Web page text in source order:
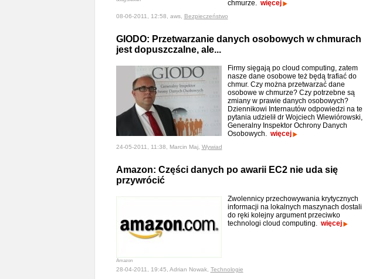
chmurze. więcej
08-06-2011, 12:58, aws, Bezpieczeństwo
GIODO: Przetwarzanie danych osobowych w chmurach
jest dopuszczalne, ale...
Firmy sięgają po cloud computing, zatem
nasze dane osobowe też będą trafiać do
chmur. Czy można przetwarzać dane
osobowe w chmurze? Czy potrzebne są
zmiany w prawie danych osobowych?
Dziennikowi Internautów odpowiedzi na te
pytania udzielił dr Wojciech Wiewiórowski,
Generalny Inspektor Ochrony Danych
Osobowych. więcej
24-05-2011, 11:38, Marcin Maj, Wywiad
Amazon: Części danych po awarii EC2 nie uda się
przywrócić
Amazon
Zwolennicy przechowywania krytycznych
informacji na lokalnych maszynach dostali
do ręki kolejny argument przeciwko
technologi cloud computing. więcej
28-04-2011, 19:45, Adrian Nowak, Technologie